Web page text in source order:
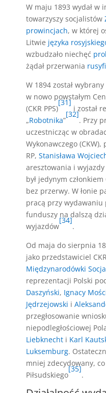
W maju 1893 wydał w
towarzyszy socjalistów
prowincjach, w której
Litwie języka
wzbudzało niechęć
żądał przerwania
W 1894 został
w nowo powstałym
(CKR PPS)
[31]
i został
„Robotnika”
[32]
. Przy
uczestnicząc w
Wykonawczego
RP, Stanisława
aresztowania i wyjazdy
był jedynym
bez przerwy. W łonie
pracą przy wydawaniu
funduszy na dalszą
wyjazdów
[34]
.
Od maja do sierpnia
jako przedstawiciel
Międzynarodówki
reprezentacji Polski
Daszyński, Ignacy
Jędrzejowski i
przegłosowanie
niepodległościowej
Liebknecht i Karl
Luksemburg.
mniej zdecydowany, co
Piłsudskiego
[35]
.